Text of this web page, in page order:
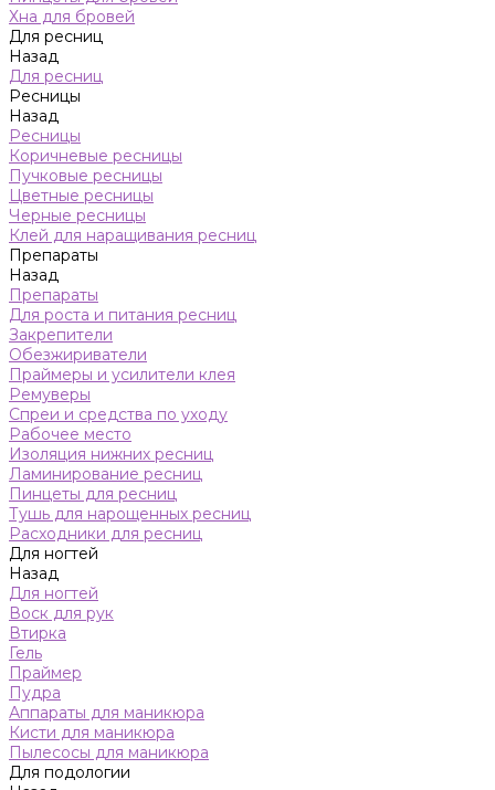
Хна для бровей
Для ресниц
Назад
Для ресниц
Ресницы
Назад
Ресницы
Коричневые ресницы
Пучковые ресницы
Цветные ресницы
Черные ресницы
Клей для наращивания ресниц
Препараты
Назад
Препараты
Для роста и питания ресниц
Закрепители
Обезжириватели
Праймеры и усилители клея
Ремуверы
Спреи и средства по уходу
Рабочее место
Изоляция нижних ресниц
Ламинирование ресниц
Пинцеты для ресниц
Тушь для нарощенных ресниц
Расходники для ресниц
Для ногтей
Назад
Для ногтей
Воск для рук
Втирка
Гель
Праймер
Пудра
Аппараты для маникюра
Кисти для маникюра
Пылесосы для маникюра
Для подологии